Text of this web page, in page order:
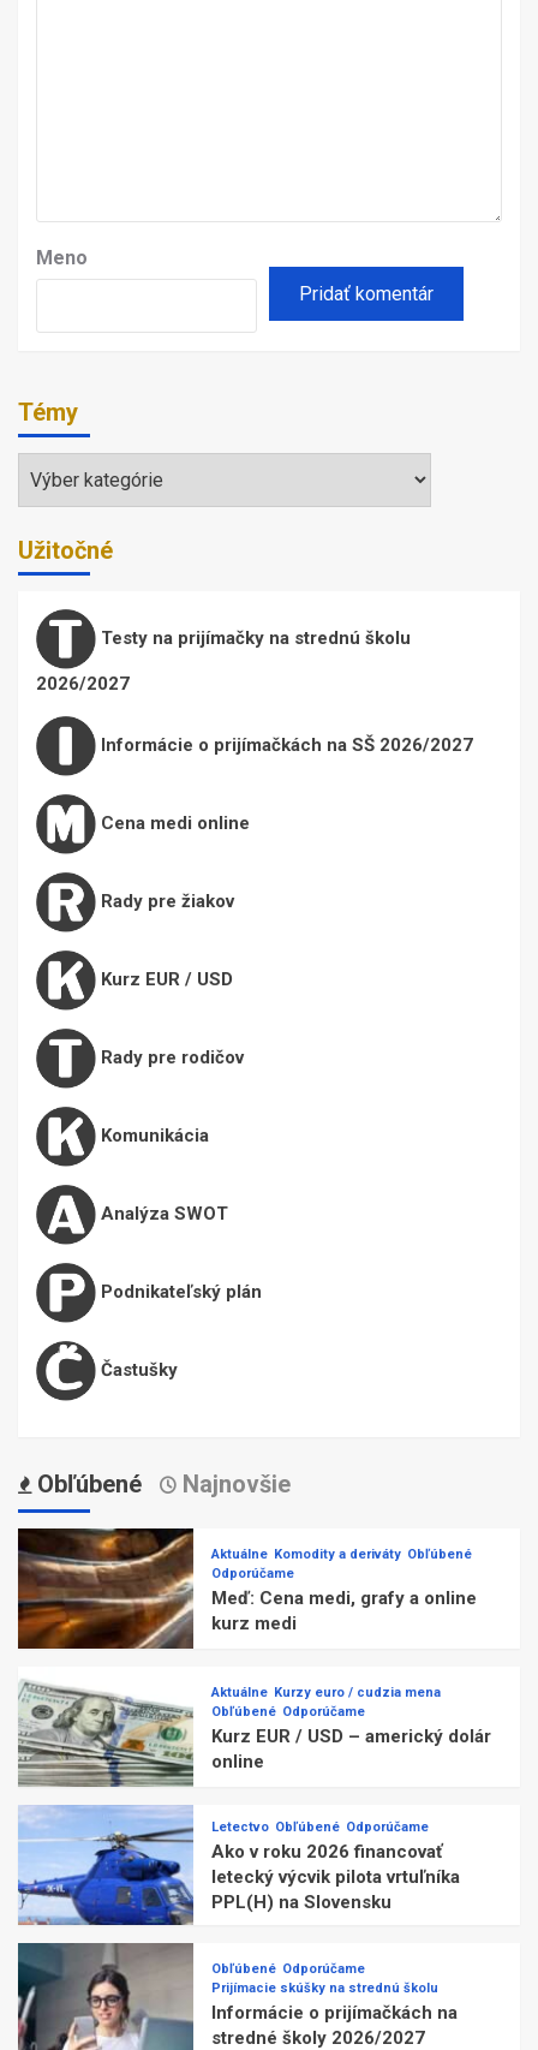
Meno
Témy
Témy
Užitočné
Testy na prijímačky na strednú školu
2026/2027
Informácie o prijímačkách na SŠ 2026/2027
Cena medi online
Rady pre žiakov
Kurz EUR / USD
Rady pre rodičov
Komunikácia
Analýza SWOT
Podnikateľský plán
Častušky
Obľúbené Najnovšie
Aktuálne Komodity a deriváty Obľúbené
Odporúčame
Meď: Cena medi, grafy a online
kurz medi
Aktuálne Kurzy euro / cudzia mena
Obľúbené Odporúčame
Kurz EUR / USD – americký dolár
online
Letectvo Obľúbené Odporúčame
Ako v roku 2026 financovať
letecký výcvik pilota vrtuľníka
PPL(H) na Slovensku
Obľúbené Odporúčame
Prijímacie skúšky na strednú školu
Informácie o prijímačkách na
stredné školy 2026/2027